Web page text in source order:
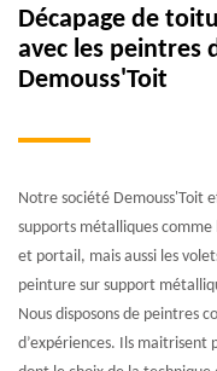
Décapage de
avec les peintres
Demouss'Toit
Notre société Demouss'Toit
supports métalliques
et portail, mais aussi les
peinture sur support
Nous disposons de peintres
d’expériences. Ils maitrisent